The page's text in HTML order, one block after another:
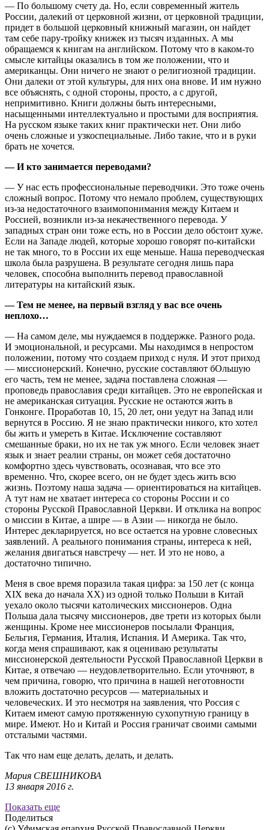
— По большому счету да. Но, если современный житель
России, далекий от церковной жизни, от церковной традиции,
придет в большой церковный книжный магазин, он найдет
там себе пару-тройку книжек из тысяч изданных. А мы
обращаемся к книгам на английском. Потому что в каком-то
смысле китайцы оказались в том же положении, что и
американцы. Они ничего не знают о религиозной традиции.
Они далеки от этой культуры, для них она внове. И им нужно
все объяснять, с одной стороны, просто, а с другой,
непримитивно. Книги должны быть интересными,
насыщенными интеллектуально и простыми для восприятия.
На русском языке таких книг практически нет. Они либо
очень сложные и узкоспециальные. Либо такие, что и в руки
брать не хочется.
— И кто занимается переводами?
— У нас есть профессиональные переводчики. Это тоже очень
сложный вопрос. Потому что немало проблем, существующих
из-за недостаточного взаимопонимания между Китаем и
Россией, возникли из-за некачественного перевода. У
западных стран они тоже есть, но в России дело обстоит хуже.
Если на Западе людей, которые хорошо говорят по-китайски
не так много, то в России их еще меньше. Наша переводческая
школа была разрушена. В результате сегодня лишь пара
человек, способна выполнить перевод православной
литературы на китайский язык.
— Тем не менее, на первый взгляд у вас все очень
неплохо…
— На самом деле, мы нуждаемся в поддержке. Разного рода.
И эмоциональной, и ресурсами. Мы находимся в непростом
положении, потому что создаем приход с нуля. И этот приход
— миссионерский. Конечно, русские составляют бОльшую
его часть, тем не менее, задача поставлена сложная —
проповедь православия среди китайцев. Это не европейская и
не американская ситуация. Русские не остаются жить в
Гонконге. Проработав 10, 15, 20 лет, они уедут на Запад или
вернутся в Россию. Я не знаю практически никого, кто хотел
бы жить и умереть в Китае. Исключение составляют
смешанные браки, но их не так уж много. Если человек знает
язык и знает реалии страны, он может себя достаточно
комфортно здесь чувствовать, осознавая, что все это
временно. Что, скорее всего, он не будет здесь жить всю
жизнь. Поэтому наша задача — ориентироваться на китайцев.
А тут нам не хватает интереса со стороны России и со
стороны Русской Православной Церкви. И отклика на вопрос
о миссии в Китае, а шире — в Азии — никогда не было.
Интерес декларируется, но все остается на уровне словесных
заявлений. А реального понимания страны, интереса к ней,
желания двигаться навстречу — нет. И это не ново, а
достаточно типично.
Меня в свое время поразила такая цифра: за 150 лет (с конца
XIX века до начала XX) из одной только Польши в Китай
уехало около тысячи католических миссионеров. Одна
Польша дала тысячу миссионеров, две трети из которых были
женщины. Кроме нее миссионеров посылали Франция,
Бельгия, Германия, Италия, Испания. И Америка. Так что,
когда меня спрашивают, как я оцениваю результаты
миссионерской деятельности Русской Православной Церкви в
Китае, я отвечаю — неудовлетворительно. Если уточняют, в
чем причина, говорю, что причина в нашей неготовности
вложить достаточно ресурсов — материальных и
человеческих. И это несмотря на заявления, что Россия с
Китаем имеют самую протяженную сухопутную границу в
мире. Имеют. Но и Китай и Россия граничат своими самыми
отсталыми частями.
Так что нам еще делать, делать, и делать.
Мария СВЕШНИКОВА
13 января 2016 г.
Показать еще
Поделиться